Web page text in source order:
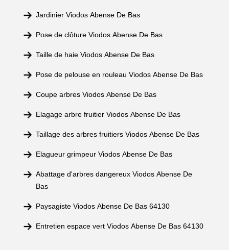
Jardinier Viodos Abense De Bas
Pose de clôture Viodos Abense De Bas
Taille de haie Viodos Abense De Bas
Pose de pelouse en rouleau Viodos Abense De Bas
Coupe arbres Viodos Abense De Bas
Elagage arbre fruitier Viodos Abense De Bas
Taillage des arbres fruitiers Viodos Abense De Bas
Elagueur grimpeur Viodos Abense De Bas
Abattage d'arbres dangereux Viodos Abense De
Bas
Paysagiste Viodos Abense De Bas 64130
Entretien espace vert Viodos Abense De Bas 64130